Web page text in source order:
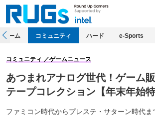
ホーム コミュニティ ハード e-Sports
あつまれアナログ世代！ゲーム
テープコレクション【年末年始特
ファミコン時代からプレステ・サターン時代
コミュニティ ゲームニュース